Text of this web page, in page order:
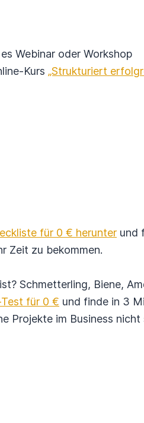
Webinar oder Workshop
Kurs „Strukturiert
für 0 € herunter und
Zeit zu bekommen.
Schmetter­ling, Biene,
für 0 € und finde in 3
Projekte im Business